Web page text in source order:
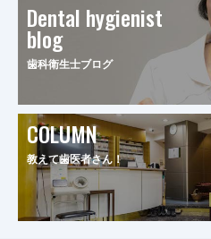
Dental hygienist
blog
歯科衛生士ブログ
COLUMN
教えて歯医者さん！